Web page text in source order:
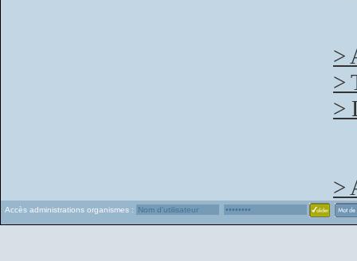
>
>
>
>
Accès administrations organismes :